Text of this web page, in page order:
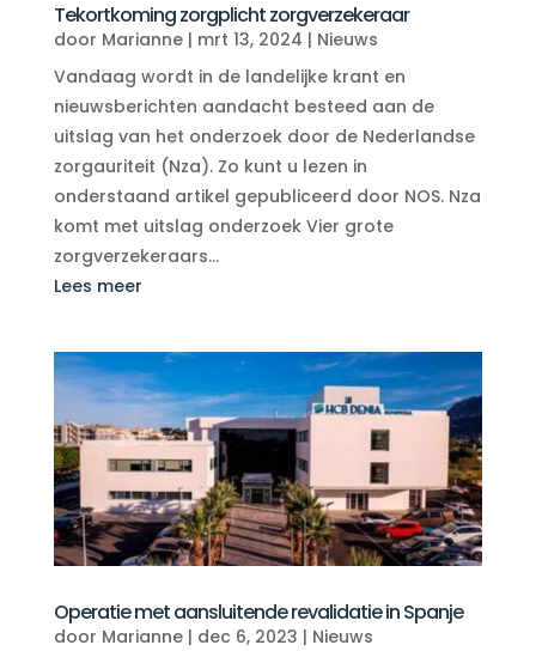
Tekortkoming zorgplicht zorgverzekeraar
door Marianne| mrt 13, 2024 | Nieuws
Vandaag wordt in de landelijke krant en
nieuwsberichten aandacht besteed aan de
uitslag van het onderzoek door de Nederlandse
zorgauriteit (Nza). Zo kunt u lezen in
onderstaand artikel gepubliceerd door NOS. Nza
komt met uitslag onderzoek Vier grote
zorgverzekeraars...
Lees meer
Operatie met aansluitende revalidatie in Spanje
door Marianne| dec 6, 2023 | Nieuws